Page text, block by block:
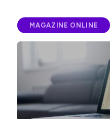
MAGAZINE ONLINE